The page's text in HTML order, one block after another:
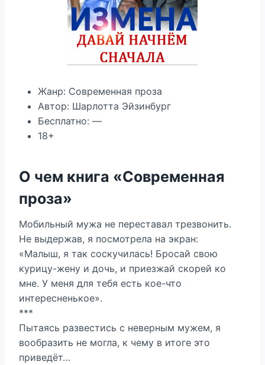
Жанр: Современная проза
Автор: Шарлотта Эйзинбург
Бесплатно: —
18+
О чем книга «Современная
проза»
Мобильный мужа не переставал трезвонить.
Не выдержав, я посмотрела на экран:
«Малыш, я так соскучилась! Бросай свою
курицу-жену и дочь, и приезжай скорей ко
мне. У меня для тебя есть кое-что
интересненькое».
***
Пытаясь развестись с неверным мужем, я
вообразить не могла, к чему в итоге это
приведёт…